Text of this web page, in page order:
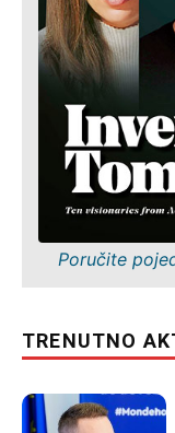
Poručite
TRENUTNO